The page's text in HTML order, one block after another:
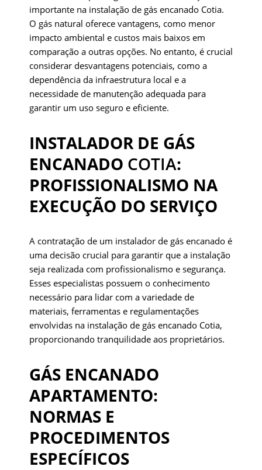
importante na instalação de gás encanado Cotia.
O gás natural oferece vantagens, como menor
impacto ambiental e custos mais baixos em
comparação a outras opções. No entanto, é crucial
considerar desvantagens potenciais, como a
dependência da infraestrutura local e a
necessidade de manutenção adequada para
garantir um uso seguro e eficiente.
INSTALADOR DE GÁS
ENCANADO COTIA:
PROFISSIONALISMO NA
EXECUÇÃO DO SERVIÇO
A contratação de um instalador de gás encanado é
uma decisão crucial para garantir que a instalação
seja realizada com profissionalismo e segurança.
Esses especialistas possuem o conhecimento
necessário para lidar com a variedade de
materiais, ferramentas e regulamentações
envolvidas na instalação de gás encanado Cotia,
proporcionando tranquilidade aos proprietários.
GÁS ENCANADO
APARTAMENTO:
NORMAS E
PROCEDIMENTOS
ESPECÍFICOS